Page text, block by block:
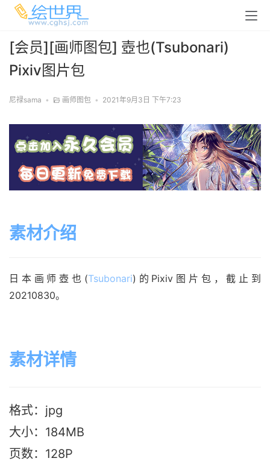
[会员][画师图包] 壺也(Tsubonari)
Pixiv图片包
尼禄sama • 画师图包 • 2021年9月3日 下午7:23
素材介绍
日本画师壺也(Tsubonari)的Pixiv图片包，截止到
20210830。
素材详情
格式：jpg
大小：184MB
页数：128P